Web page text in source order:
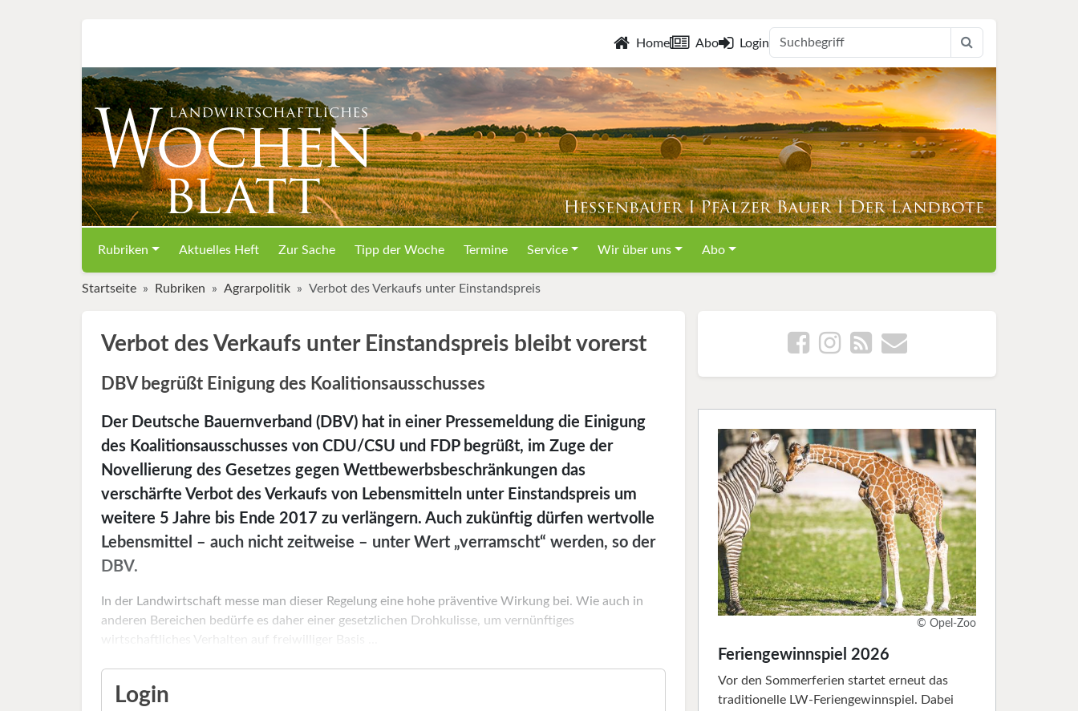
Home Abo Login
Rubriken Aktuelles Heft Zur Sache Tipp der Woche Termine Service Wir über uns Abo
Startseite Rubriken Agrarpolitik Verbot des Verkaufs unter Einstandspreis
Verbot des Verkaufs unter Einstandspreis bleibt vorerst
DBV begrüßt Einigung des Koalitionsausschusses
Der Deutsche Bauernverband (DBV) hat in einer Pressemeldung die Einigung
des Koalitionsausschusses von CDU/CSU und FDP begrüßt, im Zuge der
Novellierung des Gesetzes gegen Wettbewerbsbeschränkungen das
verschärfte Verbot des Verkaufs von Lebensmitteln unter Einstandspreis um
weitere 5 Jahre bis Ende 2017 zu verlängern. Auch zukünftig dürfen wertvolle
Lebensmittel – auch nicht zeitweise – unter Wert „verramscht“ werden, so der
DBV.
In der Landwirtschaft messe man dieser Regelung eine hohe präventive Wirkung bei. Wie auch in
anderen Bereichen bedürfe es daher einer gesetzlichen Drohkulisse, um vernünftiges
wirtschaftliches Verhalten auf freiwilliger Basis ...
Login
© Opel-Zoo
Feriengewinnspiel 2026
Vor den Sommerferien startet erneut das
traditionelle LW-Feriengewinnspiel. Dabei